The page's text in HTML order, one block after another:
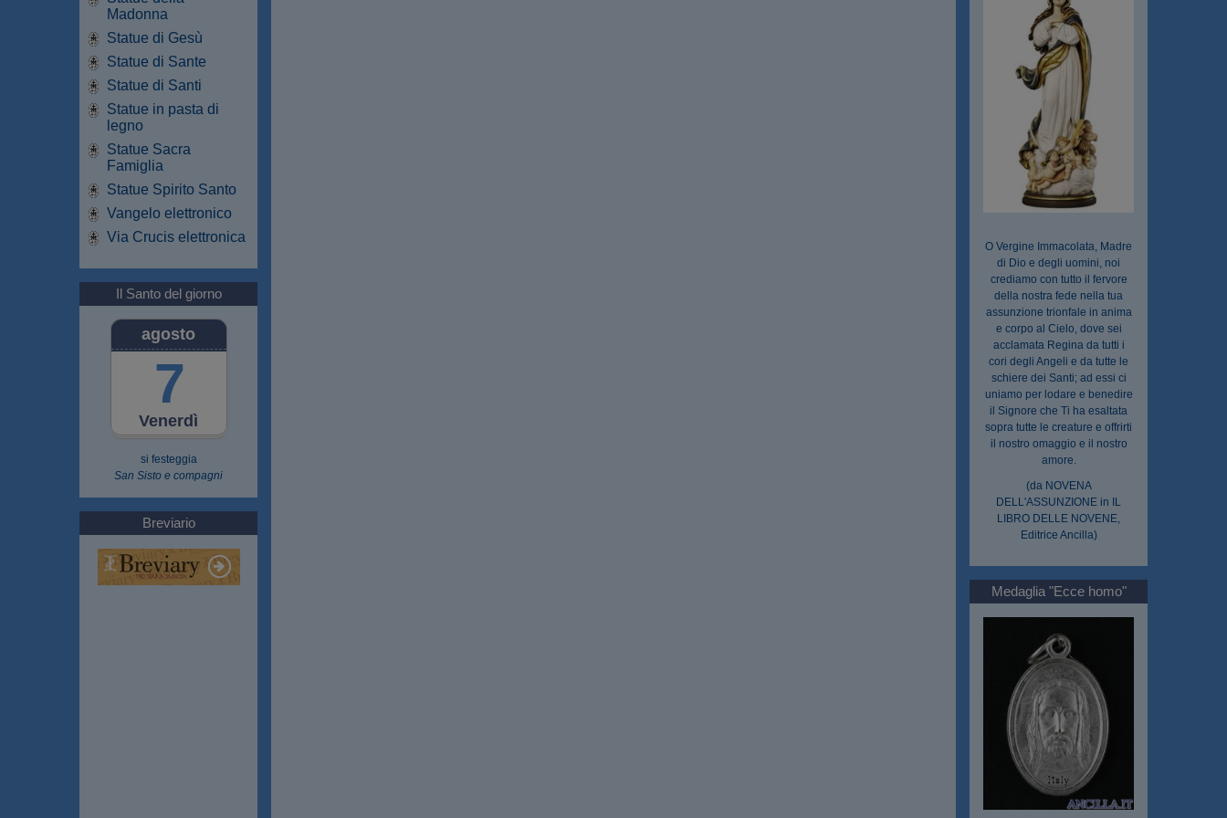
Madonna
Statue di Gesù
Statue di Sante
Statue di Santi
Statue in pasta di
legno
Statue Sacra
Famiglia
Statue Spirito Santo
Vangelo elettronico
Via Crucis elettronica
Il Santo del giorno
Venerdì
agosto
7
si festeggia
San Sisto e compagni
Breviario
O Vergine Immacolata, Madre
di Dio e degli uomini, noi
crediamo con tutto il fervore
della nostra fede nella tua
assunzione trionfale in anima
e corpo al Cielo, dove sei
acclamata Regina da tutti i
cori degli Angeli e da tutte le
schiere dei Santi; ad essi ci
uniamo per lodare e benedire
il Signore che Ti ha esaltata
sopra tutte le creature e offrirti
il nostro omaggio e il nostro
amore.
(da NOVENA
DELL'ASSUNZIONE in IL
LIBRO DELLE NOVENE,
Editrice Ancilla)
Medaglia "Ecce homo"